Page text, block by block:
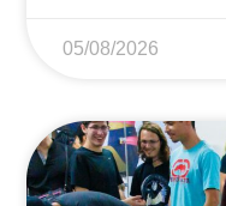
05/08/2026